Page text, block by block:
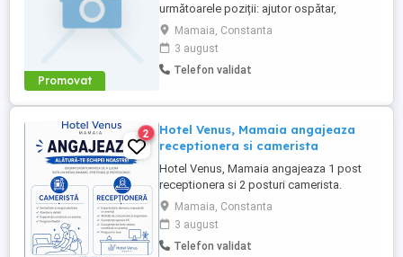
Promovat
următoarele poziții: ajutor ospătar,
vânzător la înghețată și spălător vase.
Candidații ideali trebuie să demonstreze
seriozitate, responsabilitate și abilitatea
de a lucra eficient în echipă. Pentru postul
bune de comunicare, atitudine ...
Mamaia, Constanta
3 august
Telefon validat
2
Hotel Venus, Mamaia angajeaza
receptionera si camerista
Hotel Venus, Mamaia angajeaza 1 post
receptionera si 2 posturi camerista.
Programul la receptie este 12 24-12 48 si
pentru camerista 6 zile pe saptamana.
Detalii depsre program, salarizare si alte
detalii la telefon .
Mamaia, Constanta
3 august
Telefon validat